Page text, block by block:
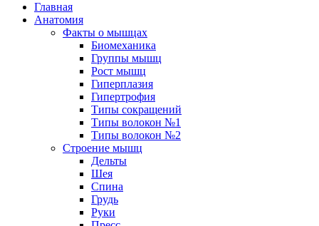
Главная
Анатомия
Факты о мышцах
Биомеханика
Группы мышц
Рост мышц
Гиперплазия
Гипертрофия
Типы сокращений
Типы волокон №1
Типы волокон №2
Строение мышц
Дельты
Шея
Спина
Грудь
Руки